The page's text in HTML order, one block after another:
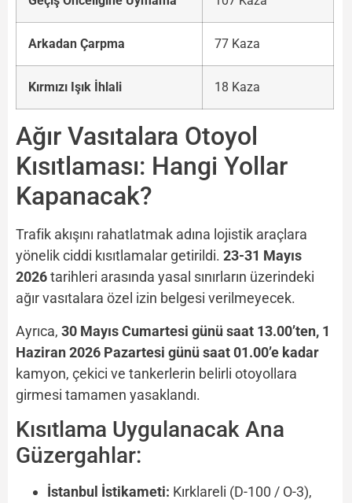
Arkadan Çarpma 77 Kaza
Kırmızı Işık İhlali 18 Kaza
Ağır Vasıtalara Otoyol
Kısıtlaması: Hangi Yollar
Kapanacak?
Trafik akışını rahatlatmak adına lojistik araçlara
yönelik ciddi kısıtlamalar getirildi. 23-31 Mayıs
2026tarihleri arasında yasal sınırların üzerindeki
ağır vasıtalara özel izin belgesi verilmeyecek.
Ayrıca, 30 Mayıs Cumartesi günü saat 13.00’ten, 1
Haziran 2026 Pazartesi günü saat 01.00’e kadar
kamyon, çekici ve tankerlerin belirli otoyollara
girmesi tamamen yasaklandı.
Kısıtlama Uygulanacak Ana
Güzergahlar:
İstanbul İstikameti: Kırklareli (D-100 / O-3),